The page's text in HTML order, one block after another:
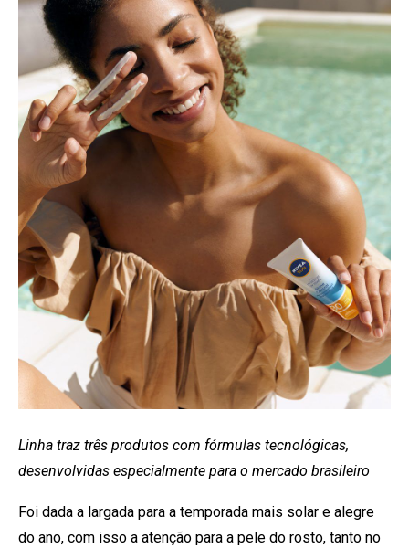
Linha traz três produtos com fórmulas tecnológicas,
desenvolvidas especialmente para o mercado brasileiro
Foi dada a largada para a temporada mais solar e alegre
do ano, com isso a atenção para a pele do rosto, tanto no